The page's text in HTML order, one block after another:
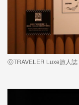
ⓒTRAVELER Luxe旅人誌